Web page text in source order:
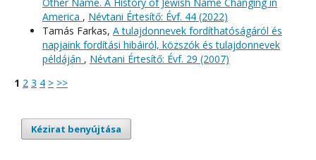
America , Névtani Értesítő: Évf. 44 (2022)
Tamás Farkas, A tulajdonnevek fordíthatóságáról és
napjaink fordítási hibáiról, közszók és tulajdonnevek
példáján , Névtani Értesítő: Évf. 29 (2007)
1 2 3 4 > >>
Kézirat benyújtása